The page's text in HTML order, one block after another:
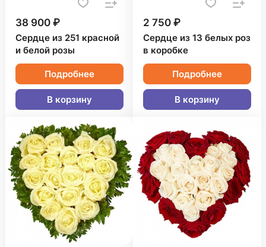
38 900 ₽
Сердце из 251 красной
и белой розы
Подробнее
В корзину
2 750 ₽
Сердце из 13 белых роз
в коробке
Подробнее
В корзину